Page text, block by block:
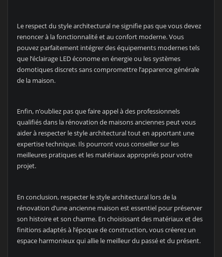
Le respect du style architectural ne signifie pas que vous devez
renoncer à la fonctionnalité et au confort moderne. Vous
pouvez parfaitement intégrer des équipements modernes tels
que l’éclairage LED économe en énergie ou les systèmes
domotiques discrets sans compromettre l’apparence générale
de la maison.
Enfin, n’oubliez pas que faire appel à des professionnels
qualifiés dans la rénovation de maisons anciennes peut vous
aider à respecter le style architectural tout en apportant une
expertise technique. Ils pourront vous conseiller sur les
meilleures pratiques et les matériaux appropriés pour votre
projet.
En conclusion, respecter le style architectural lors de la
rénovation d’une ancienne maison est essentiel pour préserver
son histoire et son charme. En choisissant des matériaux et des
finitions adaptés à l’époque de construction, vous créerez un
espace harmonieux qui allie le meilleur du passé et du présent.